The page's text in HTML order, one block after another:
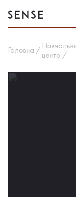
Головна
центр